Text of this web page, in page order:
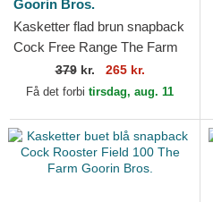
Goorin Bros.
Kasketter flad brun snapback
Cock Free Range The Farm
Flats The Farm Goorin Bros.
379kr. 265 kr.
Få det forbi tirsdag, aug. 11